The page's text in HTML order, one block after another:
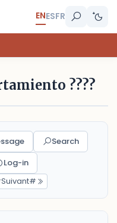
ENESFR
????
Search
Log-in